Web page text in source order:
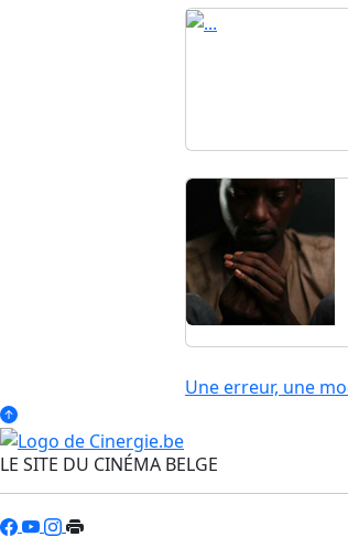
Une erreur, une
LE SITE DU CINÉMA BELGE